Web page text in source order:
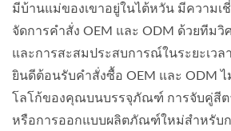
มีบ้านแม่ของเขาอยู่ในไต้หวัน มีความเ
จัดการคำสั่ง OEM และ ODM ด้วยทีมวิ
และการสะสมประสบการณ์ในระยะเวล
ยินดีต้อนรับคำสั่งซื้อ OEM และ ODM
โลโก้ของคุณบนบรรจุภัณฑ์ การจับคู่สี
หรือการออกแบบผลิตภัณฑ์ใหม่สำหรับ